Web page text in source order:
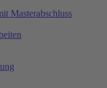
Masterabschluss